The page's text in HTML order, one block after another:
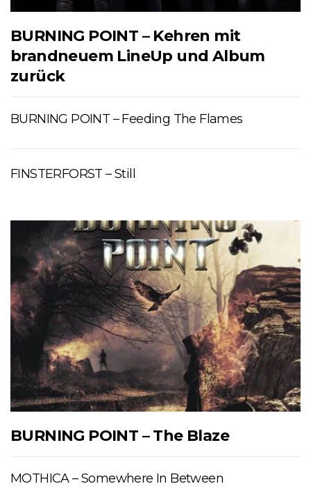
BURNING POINT – Kehren mit
brandneuem LineUp und Album
zurück
BURNING POINT – Feeding The Flames
FINSTERFORST – Still
BURNING POINT – The Blaze
MOTHICA – Somewhere In Between